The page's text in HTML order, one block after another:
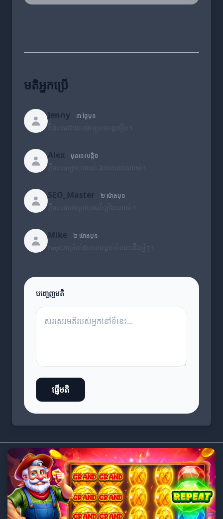
មតិអ្នកប្រើ
Jenny ៣ ថ្ងៃមុន
Alex មុននេះបន្តិច
SEO_Master ២ ម៉ោងមុន
Mike ២ ម៉ោងមុន
បញ្ចេញមតិ
ផ្ញើមតិ